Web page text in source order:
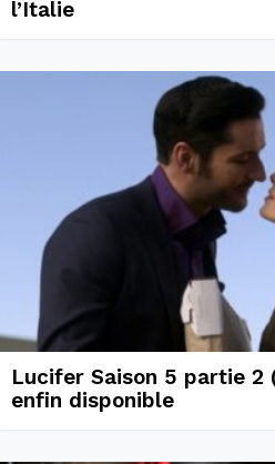
l’Italie
Lucifer Saison 5 partie
enfin disponible